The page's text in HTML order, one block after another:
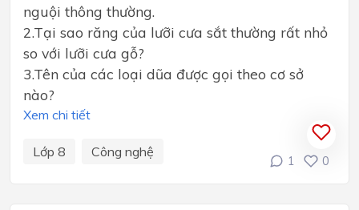
nguội thông thường.
2.Tại sao răng của lưỡi cưa sắt thường rất nhỏ
so với lưỡi cưa gỗ?
3.Tên của các loại dũa được gọi theo cơ sở
nào?
Xem chi tiết
Lớp 8 Công nghệ
1 0